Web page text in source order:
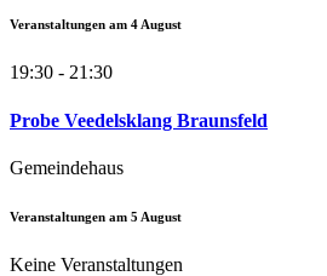
Veranstaltungen am 4 August
19:30 - 21:30
Probe Veedelsklang Braunsfeld
Gemeindehaus
Veranstaltungen am 5 August
Keine Veranstaltungen